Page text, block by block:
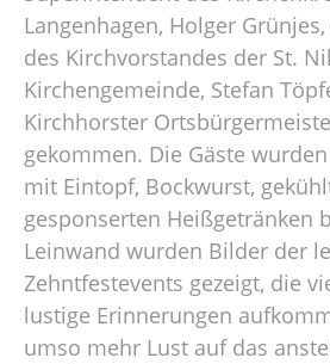
Langenhagen, Holger
des Kirchvorstandes der St.
Kirchengemeinde, Stefan
Kirchhorster
gekommen. Die Gäste
mit Eintopf, Bockwurst,
gesponserten Heißgetränken
Leinwand wurden Bilder der
Zehntfestevents gezeigt, die
lustige Erinnerungen
umso mehr Lust auf das